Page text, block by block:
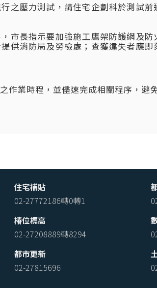
之壓力測試，請住宅企劃科於測試
市長指示要加強施工鷹架防護網及
供消防局及勞檢處；查獲違失者應
作業時程，並儘速完成相關程序，避
住宅補貼
02-27772186轉0轉1
椿位標高
02-27208889轉8294
都市更新
02-27815696